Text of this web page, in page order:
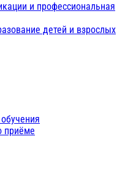
и профессиональная
детей и взрослых
приёме